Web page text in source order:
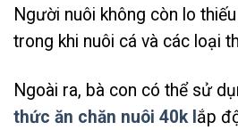
Người nuôi không còn lo
trong khi nuôi cá và các loại
Ngoài ra, bà con có thể sử
thức ăn chăn nuôi 40k l ắp